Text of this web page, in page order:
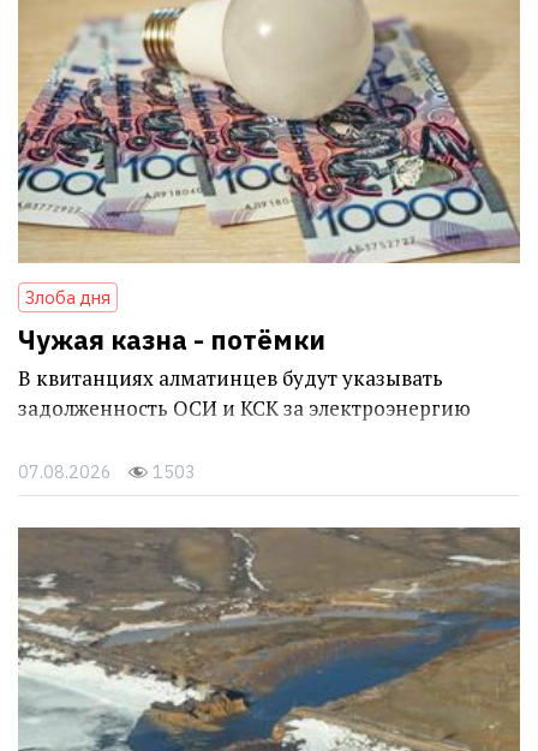
Злоба дня
Чужая казна - потёмки
В квитанциях алматинцев будут указывать
задолженность ОСИ и КСК за электроэнергию
07.08.2026 1503